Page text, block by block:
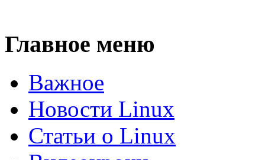
Главное меню
Важное
Новости Linux
Статьи о Linux